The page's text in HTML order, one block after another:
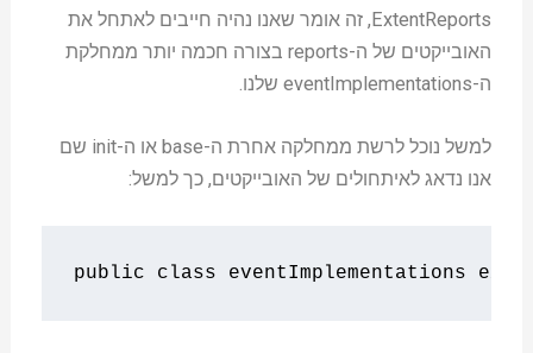
ExtentReports, זה אומר שאנו נהיה חייבים לאתחל את
האובייקטים של ה-reports בצורה חכמה יותר ממחלקת
ה-eventImplementations שלנו.
למשל נוכל לרשת ממחלקה אחרת ה-base או ה-init שם
אנו נדאג לאיתחולים של האובייקטים, כך למשל:
public class eventImplementations